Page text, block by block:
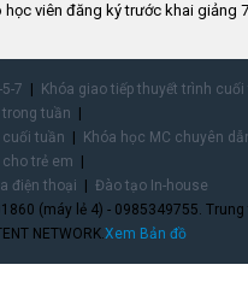
viên đăng ký trước khai giảng
7
Khóa giao tiếp thuyết trình
tuần
cuối tuần
Khóa học MC chuyên
trẻ em
điện thoại
Đào tạo In-house
(máy lẻ 4) - 0985349755.
NETWORK.Xem Bản đồ